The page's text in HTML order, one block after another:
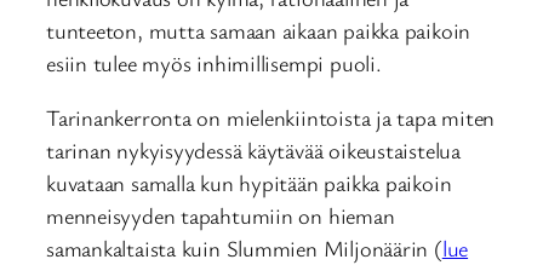
tunteeton, mutta samaan aikaan paikka paikoin
esiin tulee myös inhimillisempi puoli.
Tarinankerronta on mielenkiintoista ja tapa miten
tarinan nykyisyydessä käytävää oikeustaistelua
kuvataan samalla kun hypitään paikka paikoin
menneisyyden tapahtumiin on hieman
samankaltaista kuin Slummien Miljonäärin (lue